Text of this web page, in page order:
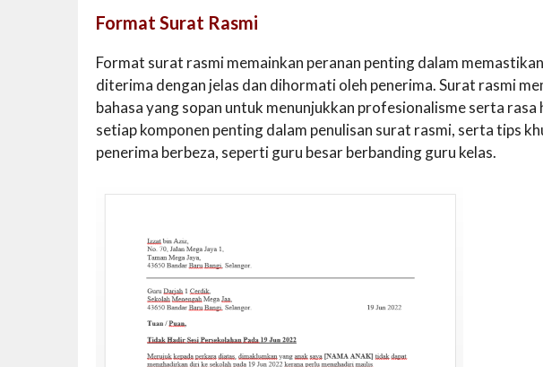
Format Surat Rasmi
Format surat rasmi memainkan peranan penting dalam
diterima dengan jelas dan dihormati oleh penerima. Surat rasmi
bahasa yang sopan untuk menunjukkan profesionalisme serta
setiap komponen penting dalam penulisan surat rasmi, serta tips
penerima berbeza, seperti guru besar berbanding guru kelas.